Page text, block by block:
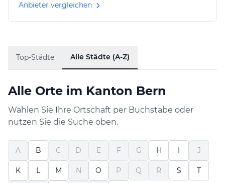
Anbieter vergleichen
Top-Städte Alle Städte (A-Z)
Alle Orte im Kanton Bern
Wählen Sie Ihre Ortschaft per Buchstabe oder
nutzen Sie die Suche oben.
A B C D E F G H I J
K L M N O P Q R S T